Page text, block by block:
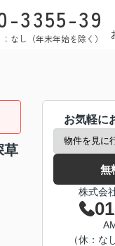
3355-39
なし（年末年始を除く）
草
お気軽に
無
株式会
（休：な